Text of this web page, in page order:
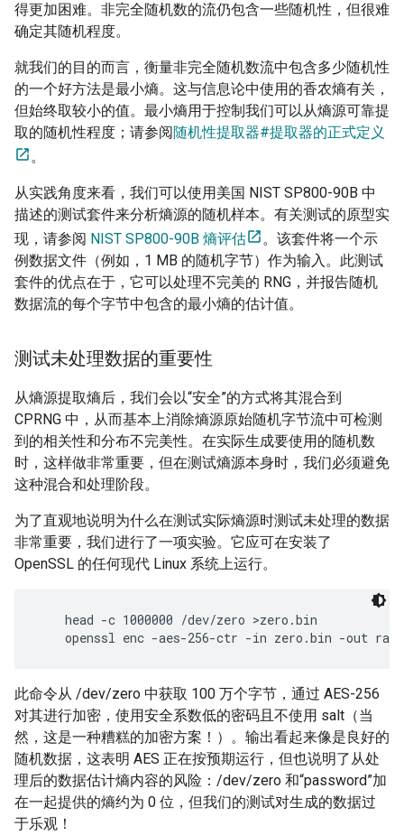
得更加困难。非完全随机数的流仍包含一些随机性，但很难
确定其随机程度。
就我们的目的而言，衡量非完全随机数流中包含多少随机性
的一个好方法是最小熵。这与信息论中使用的香农熵有关，
但始终取较小的值。最小熵用于控制我们可以从熵源可靠提
取的随机性程度；请参阅随机性提取器#提取器的正式定义
。
从实践角度来看，我们可以使用美国 NIST SP800-90B 中
描述的测试套件来分析熵源的随机样本。有关测试的原型实
现，请参阅 NIST SP800-90B 熵评估
。该套件将一个示
例数据文件（例如，1 MB 的随机字节）作为输入。此测试
套件的优点在于，它可以处理不完美的 RNG，并报告随机
数据流的每个字节中包含的最小熵的估计值。
测试未处理数据的重要性
从熵源提取熵后，我们会以“安全”的方式将其混合到
CPRNG 中，从而基本上消除熵源原始随机字节流中可检测
到的相关性和分布不完美性。在实际生成要使用的随机数
时，这样做非常重要，但在测试熵源本身时，我们必须避免
这种混合和处理阶段。
为了直观地说明为什么在测试实际熵源时测试未处理的数据
非常重要，我们进行了一项实验。它应可在安装了
OpenSSL 的任何现代 Linux 系统上运行。
    head -c 1000000 /dev/zero >zero.bin
此命令从 /dev/zero 中获取 100 万个字节，通过 AES-256
对其进行加密，使用安全系数低的密码且不使用 salt（当
然，这是一种糟糕的加密方案！）。输出看起来像是良好的
随机数据，这表明 AES 正在按预期运行，但也说明了从处
理后的数据估计熵内容的风险：/dev/zero 和“password”加
在一起提供的熵约为 0 位，但我们的测试对生成的数据过
于乐观！